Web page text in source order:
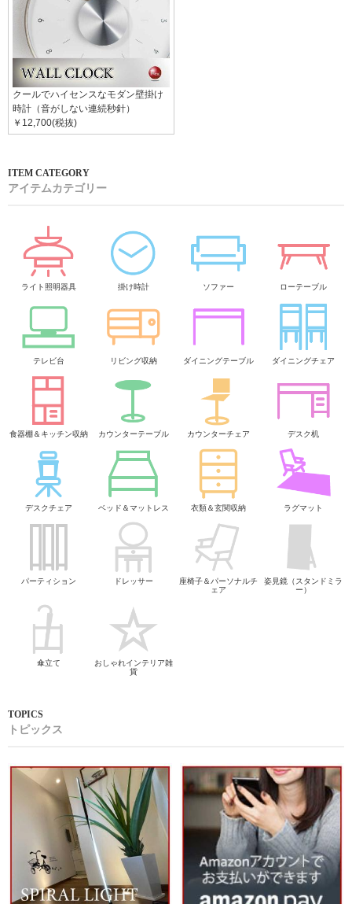
クールでハイセンスなモダン壁掛け
時計（音がしない連続秒針）
￥12,700(税抜)
アイテムカテゴリー
ライト照明器具 掛け時計 ソファー ローテーブル
テレビ台 リビング収納 ダイニングテーブル ダイニングチェア
食器棚＆キッチン収納 カウンターテーブル カウンターチェア デスク机
デスクチェア ベッド＆マットレス 衣類＆玄関収納 ラグマット
パーティション ドレッサー
座椅子＆パーソナルチ
ェア
姿見鏡（スタンドミラ
ー）
傘立て
おしゃれインテリア雑
貨
トピックス